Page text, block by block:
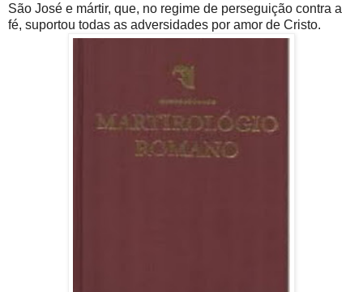
São José e mártir, que, no regime de perseguição contra a
fé, suportou todas as adversidades por amor de Cristo.